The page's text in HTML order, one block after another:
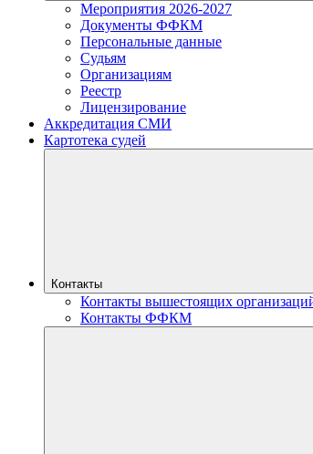
Мероприятия 2026-2027
Документы ФФКМ
Персональные данные
Судьям
Организациям
Реестр
Лицензирование
Аккредитация СМИ
Картотека судей
Контакты
Контакты вышестоящих
Контакты ФФКМ